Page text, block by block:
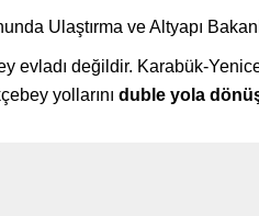
Ulaştırma ve Altyapı
evladı değildir. Karabük-
yollarını duble yola